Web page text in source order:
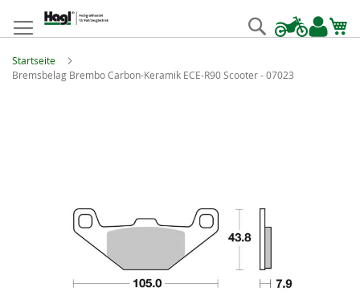
springen
Suche
Startseite
Bremsbelag Brembo Carbon-Keramik ECE-R90 Scooter - 07023